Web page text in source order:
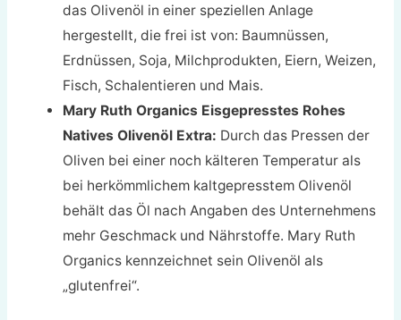
das Olivenöl in einer speziellen Anlage
hergestellt, die frei ist von: Baumnüssen,
Erdnüssen, Soja, Milchprodukten, Eiern, Weizen,
Fisch, Schalentieren und Mais.
Mary Ruth Organics Eisgepresstes Rohes
Natives Olivenöl Extra: Durch das Pressen der
Oliven bei einer noch kälteren Temperatur als
bei herkömmlichem kaltgepresstem Olivenöl
behält das Öl nach Angaben des Unternehmens
mehr Geschmack und Nährstoffe. Mary Ruth
Organics kennzeichnet sein Olivenöl als
„glutenfrei“.